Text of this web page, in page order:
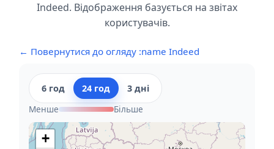
Indeed. Відображення базується на звітах
користувачів.
← Повернутися до огляду :name Indeed
6 год 24 год
3 дні
Менше
Більше
+